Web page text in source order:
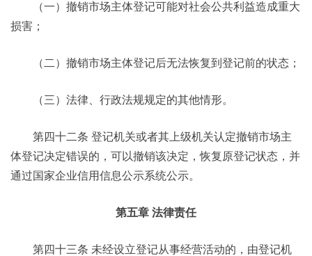
（一）撤销市场主体登记可能对社会公共利益造成重大
损害；
（二）撤销市场主体登记后无法恢复到登记前的状态；
（三）法律、行政法规规定的其他情形。
第四十二条 登记机关或者其上级机关认定撤销市场主
体登记决定错误的，可以撤销该决定，恢复原登记状态，并
通过国家企业信用信息公示系统公示。
第五章 法律责任
第四十三条 未经设立登记从事经营活动的，由登记机